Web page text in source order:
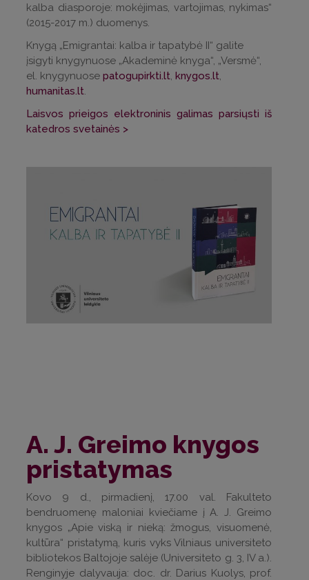
kalba diasporoje: mokėjimas, vartojimas, nykimas“
(2015-2017 m.) duomenys.
Knygą „Emigrantai: kalba ir tapatybė II“ galite
įsigyti knygynuose „Akademinė knyga“, „Versmė“,
el. knygynuose patogupirkti.lt, knygos.lt,
humanitas.lt.
Laisvos prieigos elektroninis galimas parsiųsti iš
katedros svetainės >
A. J. Greimo knygos
pristatymas
Kovo 9 d., pirmadienį, 17.00 val. Fakulteto
bendruomenę maloniai kviečiame į A. J. Greimo
knygos „Apie viską ir nieką: žmogus, visuomenė,
kultūra“ pristatymą, kuris vyks Vilniaus universiteto
bibliotekos Baltojoje salėje (Universiteto g. 3, IV a.).
Renginyje dalyvauja: doc. dr. Darius Kuolys, prof.